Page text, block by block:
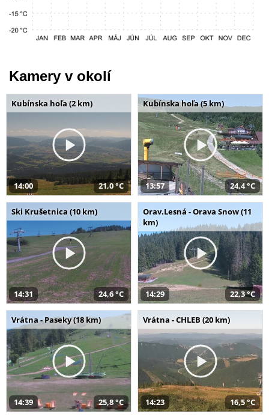
Kamery v okolí
Kubínska hoľa (2 km)
14:00 21,0 °C
Kubínska hoľa (5 km)
13:57 24,4 °C
Ski Krušetnica (10 km)
14:31 24,6 °C
Orav.Lesná - Orava Snow (11
km)
14:29 22,3 °C
Vrátna - Paseky (18 km)
14:39 25,8 °C
Vrátna - CHLEB (20 km)
14:23 16,5 °C